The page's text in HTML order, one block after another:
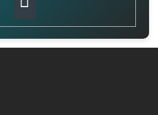
PŘIHLÁSIT
SE